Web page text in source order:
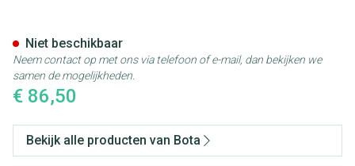
€ 86,50
Niet beschikbaar
Neem contact op met ons via telefoon of e-mail, dan bekijken we
samen de mogelijkheden.
Bekijk alle producten van Bota